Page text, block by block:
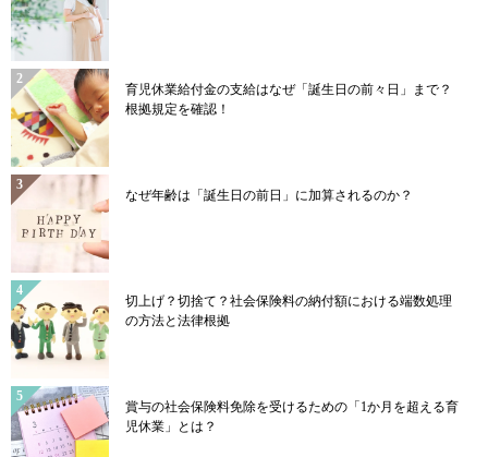
育児休業給付金の支給はなぜ「誕生日の前々日」まで？
根拠規定を確認！
なぜ年齢は「誕生日の前日」に加算されるのか？
切上げ？切捨て？社会保険料の納付額における端数処理
の方法と法律根拠
賞与の社会保険料免除を受けるための「1か月を超える育
児休業」とは？